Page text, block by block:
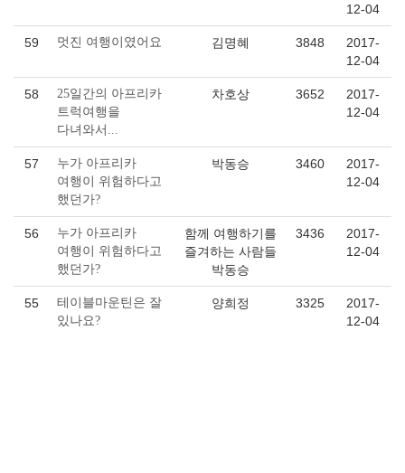
12-04
59 멋진 여행이였어요 김명혜 3848
2017-
12-04
58
25일간의 아프리카
트럭여행을
다녀와서...
차호상 3652
2017-
12-04
57
누가 아프리카
여행이 위험하다고
했던가?
박동승 3460
2017-
12-04
56
누가 아프리카
여행이 위험하다고
했던가?
함께 여행하기를
즐겨하는 사람들
박동승
3436
2017-
12-04
55
테이블마운틴은 잘
있나요?
양희정 3325
2017-
12-04